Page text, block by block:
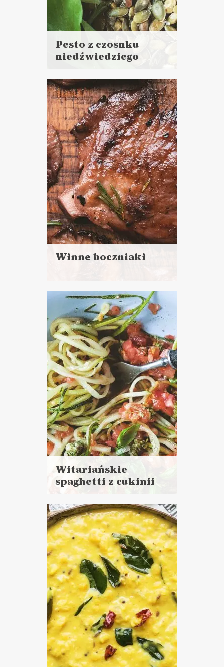
Pesto z czosnku
niedźwiedziego
więcej
Czas przygotowania:
do 30 minut
DANIA GŁÓWNE
DO CHLEBA
Winne boczniaki
więcej
Czas przygotowania:
do 30 minut
DANIA GŁÓWNE
PRZYSTAWKI
NIEDZIELNE GOTOWANIE ?
WALENTYNKI ?
Witariańskie
spaghetti z cukinii
więcej
Czas przygotowania:
do 30 minut
DANIA GŁÓWNE
LUNCHE DO PRACY
PRZYSTAWKI
DLA OCHŁODY ?